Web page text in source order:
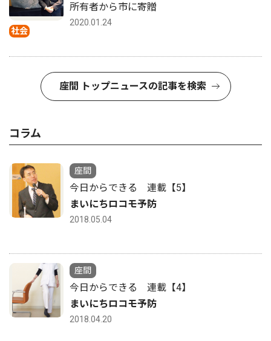
社会
所有者から市に寄贈
2020.01.24
座間 トップニュースの記事を検索
コラム
座間
今日からできる 連載【5】
まいにちロコモ予防
2018.05.04
座間
今日からできる 連載【4】
まいにちロコモ予防
2018.04.20